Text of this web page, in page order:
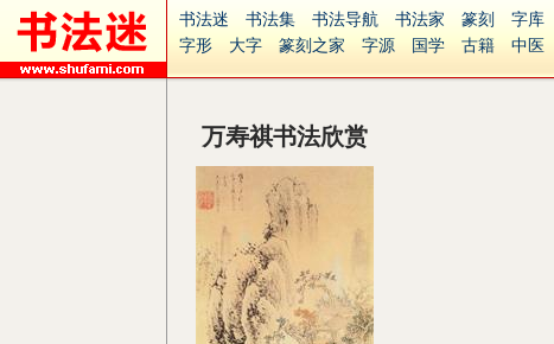
书法迷 书法集 书法导航 书法家 篆刻 字库
字形
大字 篆刻之家 字源 国学 古籍 中医
万寿祺书法欣赏